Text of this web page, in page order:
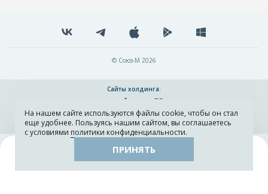
Каталог Остатки тканей
© Союз-М 2026
Сайты холдинга:
Разработка и поддержка сайта ADN
На нашем сайте используются файлы cookie, чтобы он стал
еще удобнее. Пользуясь нашим сайтом, вы соглашаетесь
с условиями политики конфиденциальности.
ПРИНЯТЬ